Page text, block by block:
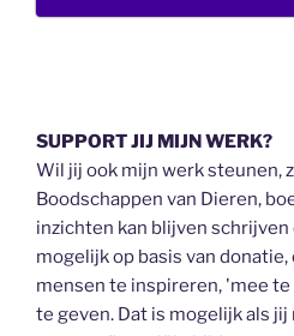
SUPPORT JIJ MIJN WERK?
Wil jij ook mijn werk steunen,
Boodschappen van Dieren,
inzichten kan blijven schrijven
mogelijk op basis van
mensen te inspireren, 'mee
te geven. Dat is mogelijk als